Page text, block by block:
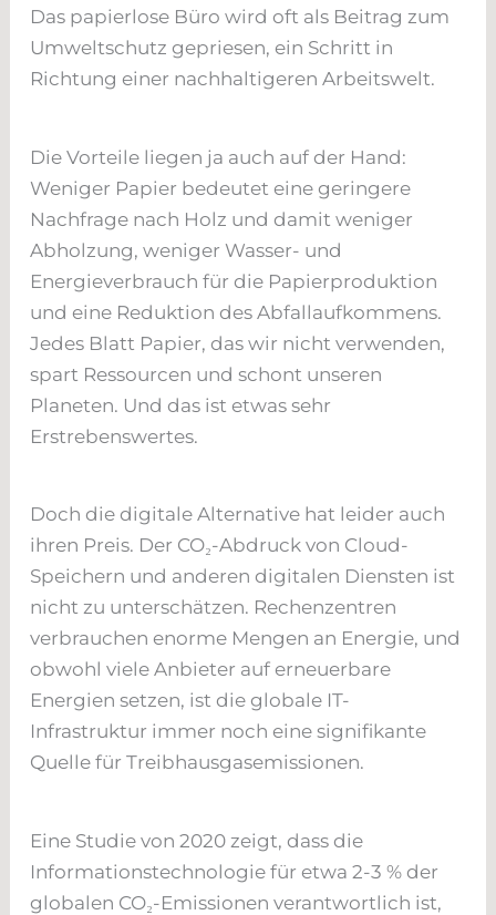
Das papierlose Büro wird oft als Beitrag zum
Umweltschutz gepriesen, ein Schritt in
Richtung einer nachhaltigeren Arbeitswelt.
Die Vorteile liegen ja auch auf der Hand:
Weniger Papier bedeutet eine geringere
Nachfrage nach Holz und damit weniger
Abholzung, weniger Wasser- und
Energieverbrauch für die Papierproduktion
und eine Reduktion des Abfallaufkommens.
Jedes Blatt Papier, das wir nicht verwenden,
spart Ressourcen und schont unseren
Planeten. Und das ist etwas sehr
Erstrebenswertes.
Doch die digitale Alternative hat leider auch
ihren Preis. Der CO₂-Abdruck von Cloud-
Speichern und anderen digitalen Diensten ist
nicht zu unterschätzen. Rechenzentren
verbrauchen enorme Mengen an Energie, und
obwohl viele Anbieter auf erneuerbare
Energien setzen, ist die globale IT-
Infrastruktur immer noch eine signifikante
Quelle für Treibhausgasemissionen.
Eine Studie von 2020 zeigt, dass die
Informationstechnologie für etwa 2-3 % der
globalen CO₂-Emissionen verantwortlich ist,